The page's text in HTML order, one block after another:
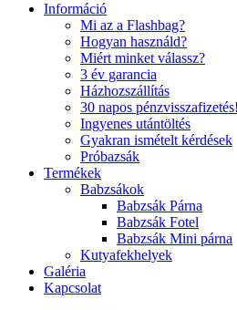
Információ
Mi az a Flashbag?
Hogyan használd?
Miért minket válassz?
3 év garancia
Házhozszállítás
30 napos pénzvisszafizetés!
Ingyenes utántöltés
Gyakran ismételt kérdések
Próbazsák
Termékek
Babzsákok
Babzsák Párna
Babzsák Fotel
Babzsák Mini párna
Kutyafekhelyek
Galéria
Kapcsolat